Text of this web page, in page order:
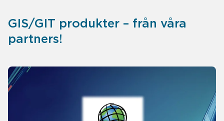
GIS/GIT produkter – från våra
partners!